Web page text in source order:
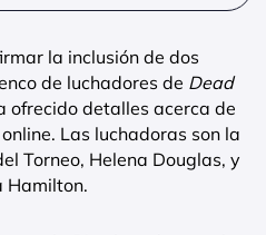
la inclusión de dos
de luchadores de Dead
ofrecido detalles acerca de
Las luchadoras son la
Torneo, Helena Douglas, y
Hamilton.